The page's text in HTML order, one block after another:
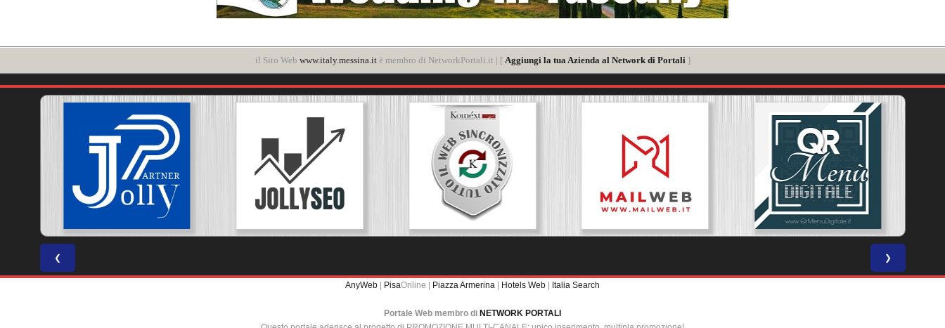
il Sito Web www.italy.messina.itè membro di NetworkPortali.it | [ Aggiungi la tua Azienda al Network di Portali ]
❮ ❯
AnyWeb | PisaOnline | Piazza Armerina | Hotels Web | Italia Search
Portale Web membro di NETWORK PORTALI